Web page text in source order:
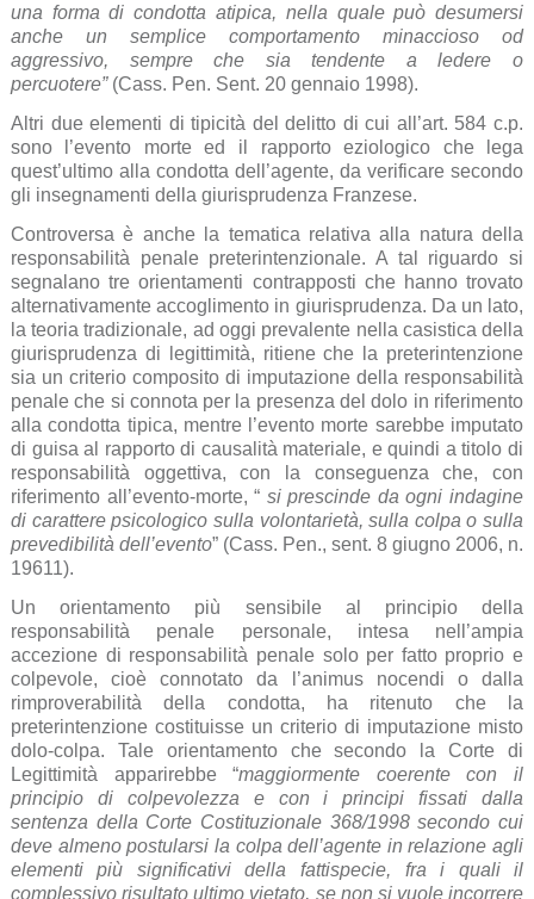
una forma di condotta atipica, nella quale può desumersi
anche un semplice comportamento minaccioso od
aggressivo, sempre che sia tendente a ledere o
percuotere”(Cass. Pen. Sent. 20 gennaio 1998).
Altri due elementi di tipicità del delitto di cui all’art. 584 c.p.
sono l’evento morte ed il rapporto eziologico che lega
quest’ultimo alla condotta dell’agente, da verificare secondo
gli insegnamenti della giurisprudenza Franzese.
Controversa è anche la tematica relativa alla natura della
responsabilità penale preterintenzionale. A tal riguardo si
segnalano tre orientamenti contrapposti che hanno trovato
alternativamente accoglimento in giurisprudenza. Da un lato,
la teoria tradizionale, ad oggi prevalente nella casistica della
giurisprudenza di legittimità, ritiene che la preterintenzione
sia un criterio composito di imputazione della responsabilità
penale che si connota per la presenza del dolo in riferimento
alla condotta tipica, mentre l’evento morte sarebbe imputato
di guisa al rapporto di causalità materiale, e quindi a titolo di
responsabilità oggettiva, con la conseguenza che, con
riferimento all’evento-morte, “ si prescinde da ogni indagine
di carattere psicologico sulla volontarietà, sulla colpa o sulla
prevedibilità dell’evento” (Cass. Pen., sent. 8 giugno 2006, n.
19611).
Un orientamento più sensibile al principio della
responsabilità penale personale, intesa nell’ampia
accezione di responsabilità penale solo per fatto proprio e
colpevole, cioè connotato da l’animus nocendi o dalla
rimproverabilità della condotta, ha ritenuto che la
preterintenzione costituisse un criterio di imputazione misto
dolo-colpa. Tale orientamento che secondo la Corte di
Legittimità apparirebbe “maggiormente coerente con il
principio di colpevolezza e con i principi fissati dalla
sentenza della Corte Costituzionale 368/1998 secondo cui
deve almeno postularsi la colpa dell’agente in relazione agli
elementi più significativi della fattispecie, fra i quali il
complessivo risultato ultimo vietato, se non si vuole incorrere